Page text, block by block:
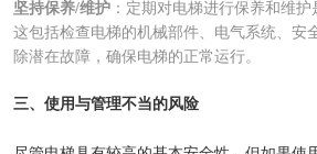
坚持保养/维护 ：定期对电梯进行保养和维护
这包括检查电梯的机械部件、电气系统、安
除潜在故障，确保电梯的正常运行。
三、使用与管理不当的风险